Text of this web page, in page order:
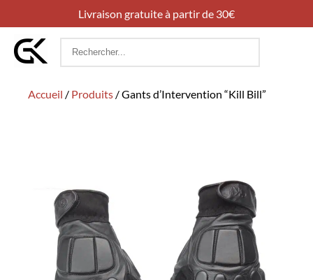
Livraison gratuite à partir de 30€
Rechercher
Accueil / Produits /Gants d’Intervention “Kill Bill”